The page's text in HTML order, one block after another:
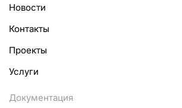
Новости
Контакты
Проекты
Услуги
Документация